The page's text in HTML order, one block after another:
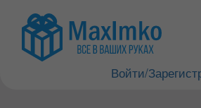
Войти/